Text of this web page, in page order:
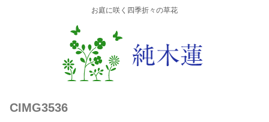
お庭に咲く四季折々の草花
CIMG3536